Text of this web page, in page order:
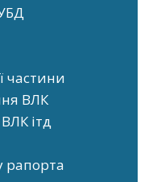
частини
ВЛК
ітд
рапорта